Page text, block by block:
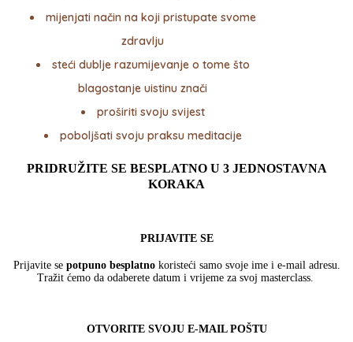
mijenjati način na koji pristupate svome
zdravlju
steći dublje razumijevanje o tome što
blagostanje uistinu znači
proširiti svoju svijest
poboljšati svoju praksu meditacije
PRIDRUŽITE SE BESPLATNOU 3 JEDNOSTAVNA
KORAKA
PRIJAVITE SE
Prijavite se potpuno besplatnokoristeći samo svoje ime i e-mail adresu.
Tražit ćemo da odaberete datum i vrijeme za svoj masterclass.
OTVORITE SVOJU E-MAIL POŠTU